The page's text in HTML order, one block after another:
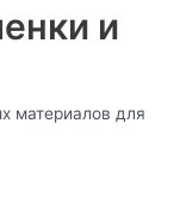
и
материалов для